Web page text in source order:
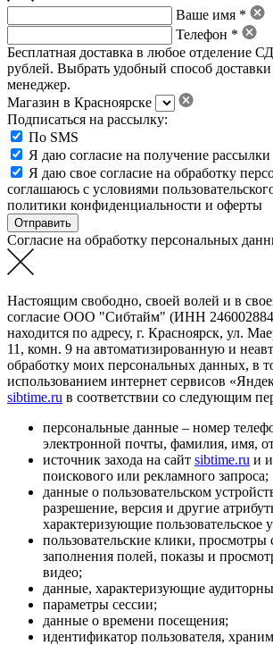
Ваше имя *
Телефон *
Бесплатная доставка в любое отделение
рублей. Выбрать удобный способ
менеджер.
Магазин в Красноярске
Подписаться на рассылку:
По SMS
Я даю согласие на получение рассылки
Я даю свое согласие на обработку
соглашаюсь с условиями
политики конфиденциальности и оферты
Согласие на обработку персональных
Настоящим свободно, своей волей и в
согласие ООО "Сибтайм" (ИНН
находится по адресу, г. Красноярск, ул.
11, комн. 9 на автоматизированную и
обработку моих персональных данных, в
использованием интернет сервисов
sibtime.ru в соответствии со следующим
персональные данные – номер
электронной почты, фамилия, имя,
источник захода на сайт sibtime.ru и
поискового или рекламного запроса;
данные о пользовательском
разрешение, версия и другие
характеризующие пользовательское
пользовательские клики, просмотры
заполнения полей, показы и
видео;
данные, характеризующие
параметры сессии;
данные о времени посещения;
идентификатор пользователя,